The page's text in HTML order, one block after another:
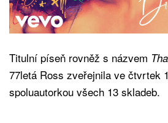
Titulní píseň rovněž s názvem
77letá Ross zveřejnila ve čtvrtek
spoluautorkou všech 13 skladeb.